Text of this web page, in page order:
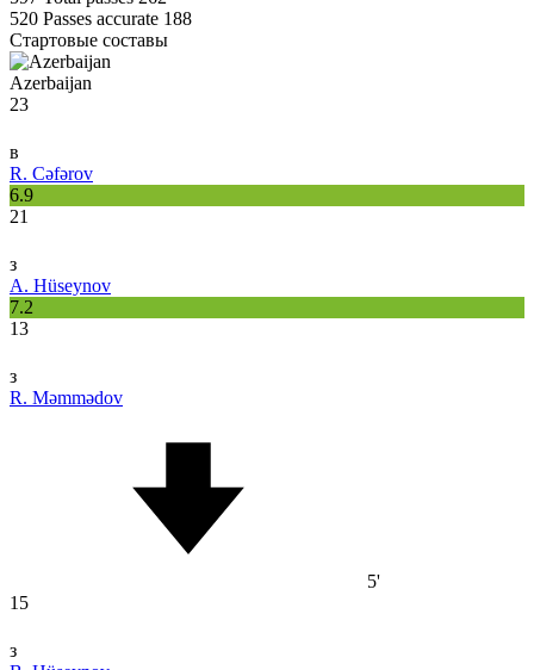
520 Passes accurate 188
Стартовые составы
Azerbaijan
23
в
R. Cəfərov
6.9
21
з
A. Hüseynov
7.2
13
з
R. Məmmədov
5'
15
з